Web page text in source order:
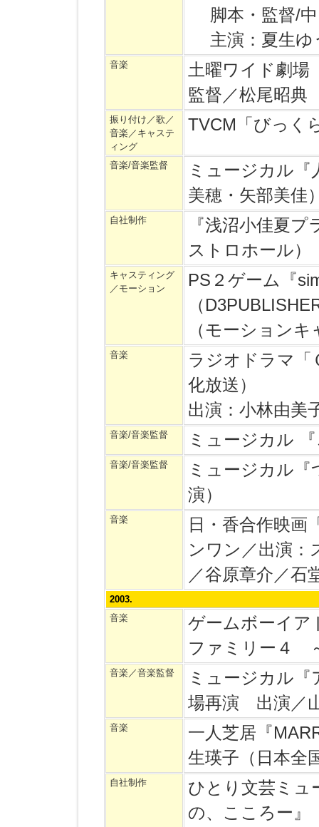
脚本・監督/
主演：夏生ゆ
音楽
土曜ワイド劇場
監督／松尾昭
振り付け／歌／
音楽／キャステ
ィング
TVCM「びっく
音楽/音楽監督
ミュージカル『
美穂・矢部美佳
自社制作
『浅沼小佳夏
ストロホール）
キャスティング
／モーション
PS２ゲーム『
（
（モーション
音楽
ラジオドラマ「
化放送）
出演：小林由美
音楽/音楽監督 ミュージカル
音楽/音楽監督
ミュージカル
演）
音楽
日・香合作映画
ンワン／出演：
／谷原章介／石
2003.
音楽
ゲームボーイア
ファミリー４
音楽／音楽監督
ミュージカル
場再演 出演／
音楽
一人芝居『
生瑛子（日本全
自社制作
ひとり文芸ミュ
の、こころー』